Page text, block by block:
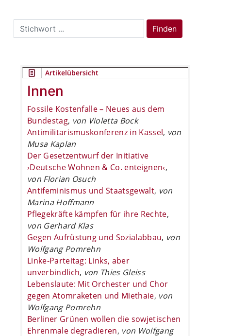
Search
for:
Finden
Artikelübersicht
Innen
Fossile Kostenfalle – Neues aus dem
Bundestag, von Violetta Bock
Antimilitarismuskonferenz in Kassel, von
Musa Kaplan
Der Gesetzentwurf der Initiative
›Deutsche Wohnen & Co. enteignen‹,
von Florian Osuch
Antifeminismus und Staatsgewalt, von
Marina Hoffmann
Pflegekräfte kämpfen für ihre Rechte,
von Gerhard Klas
Gegen Aufrüstung und Sozialabbau, von
Wolfgang Pomrehn
Linke-Parteitag: Links, aber
unverbindlich, von Thies Gleiss
Lebenslaute: Mit Orchester und Chor
gegen Atomraketen und Miethaie, von
Wolfgang Pomrehn
Berliner Grünen wollen die sowjetischen
Ehrenmale degradieren, von Wolfgang